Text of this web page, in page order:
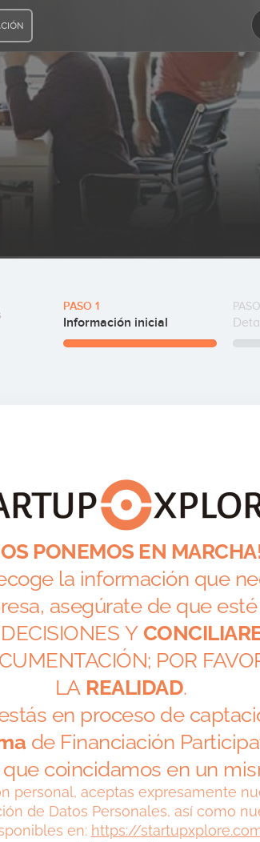
Never invest in a business you
PASO 1
Información inicial